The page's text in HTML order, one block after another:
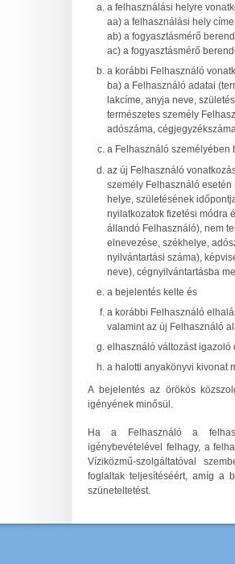
a felhasználási helyre
aa) a felhasználási hely
ab) a fogyasztásmérő
ac) a fogyasztásmérő
a korábbi Felhasználó
ba) a Felhasználó adatai
lakcíme, anyja neve,
természetes személy
adószáma,
a Felhasználó személyében
az új Felhasználó
személy Felhasználó
helye, születésének
nyilatkozatok fizetési módra
állandó Felhasználó), nem
elnevezése, székhelye,
nyilvántartási száma),
neve), cégnyilvántartásba
a bejelentés kelte és
a korábbi Felhasználó
valamint az új Felhasználó
elhasználó változást igazoló
a halotti anyakönyvi kivonat
A bejelentés az örökös
igényének minősül.
Ha a Felhasználó a
igénybevételével felhagy, a
Víziközmű-szolgáltatóval
foglaltak teljesítéséért, amíg a
szüneteltetést.